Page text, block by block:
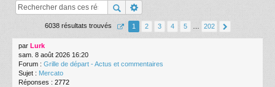
de
6038 résultats trouvés 1 2 3 4 5 202
par Lurk
sam. 8 août 2026 16:20
Forum : Grille de départ - Actus et commentaires
Sujet : Mercato
Réponses : 2772